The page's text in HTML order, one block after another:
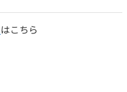
はこちら